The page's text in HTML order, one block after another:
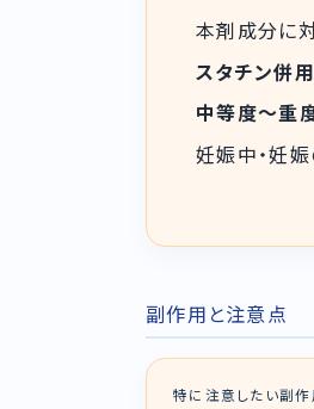
本剤成分に
スタチン併
中等度〜重
妊娠中・妊
副作用と注意点
特に注意したい副作